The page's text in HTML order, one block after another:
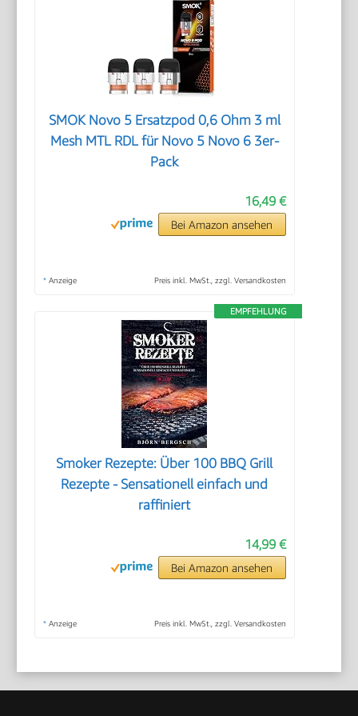
SMOK Novo 5 Ersatzpod 0,6 Ohm 3 ml
Mesh MTL RDL für Novo 5 Novo 6 3er-
Pack
16,49 €
Bei Amazon ansehen
* Anzeige Preis inkl. MwSt., zzgl. Versandkosten
EMPFEHLUNG
Smoker Rezepte: Über 100 BBQ Grill
Rezepte - Sensationell einfach und
raffiniert
14,99 €
Bei Amazon ansehen
* Anzeige Preis inkl. MwSt., zzgl. Versandkosten